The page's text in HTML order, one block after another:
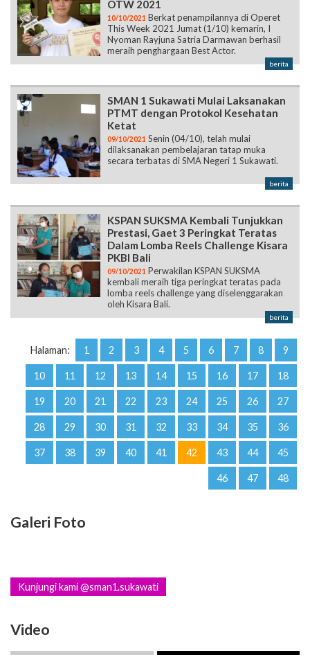
OTW 2021
10/10/2021 Berkat penampilannya di Operet
This Week 2021 Jumat (1/10) kemarin, I
Nyoman Rayjuna Satria Darmawan berhasil
meraih penghargaan Best Actor.
berita
SMAN 1 Sukawati Mulai Laksanakan
PTMT dengan Protokol Kesehatan
Ketat
09/10/2021 Senin (04/10), telah mulai
dilaksanakan pembelajaran tatap muka
secara terbatas di SMA Negeri 1 Sukawati.
berita
KSPAN SUKSMA Kembali Tunjukkan
Prestasi, Gaet 3 Peringkat Teratas
Dalam Lomba Reels Challenge Kisara
PKBI Bali
09/10/2021 Perwakilan KSPAN SUKSMA
kembali meraih tiga peringkat teratas pada
lomba reels challenge yang diselenggarakan
oleh Kisara Bali.
berita
Halaman: 1 2 3 4 5 6 7 8 9
10 11 12 13 14 15 16 17 18
19 20 21 22 23 24 25 26 27
28 29 30 31 32 33 34 35 36
37 38 39 40 41 42 43 44 45
46 47 48
Galeri Foto
Kunjungi kami @sman1.sukawati
Video